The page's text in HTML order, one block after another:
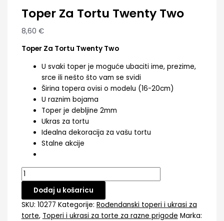
Toper Za Tortu Twenty Two
8,60 €
Toper Za Tortu Twenty Two
U svaki toper je moguće ubaciti ime, prezime,
srce ili nešto što vam se svidi
Širina topera ovisi o modelu (16-20cm)
U raznim bojama
Toper je debljine 2mm
Ukras za tortu
Idealna dekoracija za vašu tortu
Stalne akcije
Dodaj u košaricu
SKU: 10277 Kategorije: Rođendanski toperi i ukrasi za
torte, Toperi i ukrasi za torte za razne prigode Marka: